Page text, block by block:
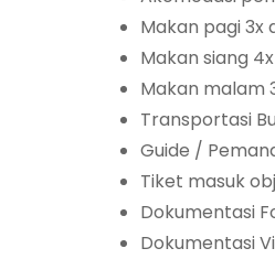
Makan pagi 3x
Makan siang
Makan malam
Transportasi
Guide /
Tiket masuk
Dokumentasi
Dokumentasi